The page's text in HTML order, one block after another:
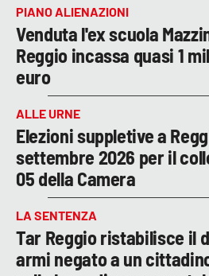
PIANO ALIENAZIONI
Venduta l'ex scuola
Reggio incassa quasi 1
euro
ALLE URNE
Elezioni suppletive a
settembre 2026 per il
05 della Camera
LA SENTENZA
Tar Reggio ristabilisce il
armi negato a un